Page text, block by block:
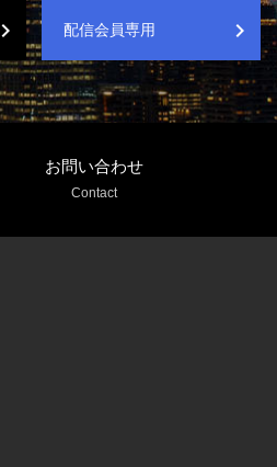
chevron_right 配信会員専用 chevron_right
お問い合わせ
Contact